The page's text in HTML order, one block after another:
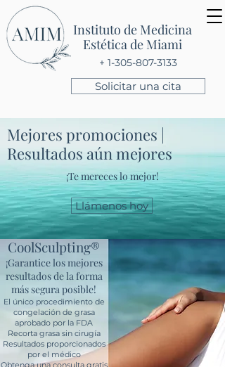
Instituto de Medicina
Estética de Miami
+ 1-305-807-3133
Solicitar una cita
Mejores promociones |
Resultados aún mejores
¡Te mereces lo mejor!
Llámenos hoy
CoolSculpting®
¡Garantice los mejores
resultados de la forma
más segura posible!
El único procedimiento de
congelación de grasa
aprobado por la FDA
Recorta grasa sin cirugía
Resultados proporcionados
por el médico
Obtenga una consulta gratis